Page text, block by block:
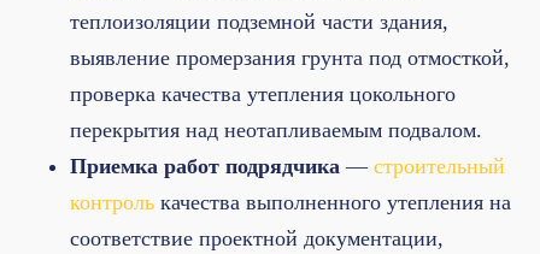
теплоизоляции подземной части здания,
выявление промерзания грунта под отмосткой,
проверка качества утепления цокольного
перекрытия над неотапливаемым подвалом.
Приемка работ подрядчика— строительный
контролькачества выполненного утепления на
соответствие проектной документации,